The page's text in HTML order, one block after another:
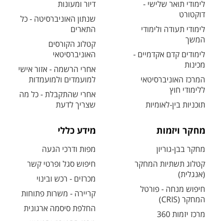
לימודי תואר שלישי -
דוקטורט
לימודי תעודה ולימודי
המשך
לימודים קדם אקדמיים -
מכינות
המרכז האוניברסיטאי
ללימודי חוץ
תוכניות בין-לאומיות
דיור ומעונות
שנתון האוניברסיטה - כל
התארים
קטלוג הקורסים
האוניברסיטאי
אחרי הרשמה - אזור אישי
למועמדים ולמועמדות
אחרי שהתקבלת - כל מה
שצריך לדעת
מחקר ויזמות
מחקר בבן-גוריון
קטלוג תשתיות המחקר
(אנגלית)
חיפוש מנחה - פורטל
המחקר (CRIS)
מרכז יזמות 360
מידע כללי
מפות ודרכי הגעה
חיפוש סגל ופרטי קשר
מכרזים - רכש ובינוי
קריירה - משרות פתוחות
החלפת סיסמה ארגונית